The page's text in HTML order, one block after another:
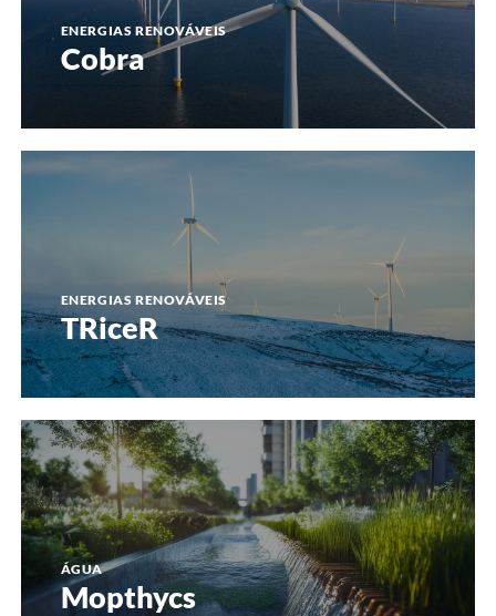
ENERGIAS RENOVÁVEIS
Cobra
ENERGIAS RENOVÁVEIS
TRiceR
TRiceR
ÁGUA
Mopthycs
Mopthycs